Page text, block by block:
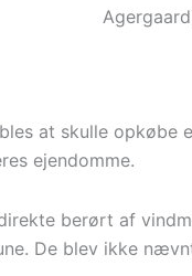
at skulle
ejendomme.
berørt af
De blev ikke